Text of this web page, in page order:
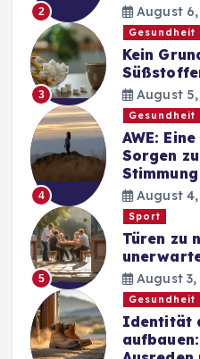
2 August 6,
3
Gesundheit
Kein
August 5,
4
Gesundheit
AWE:
Sorgen
August 4,
5
Sport
Türen zu
August 3,
Gesundheit
Identität